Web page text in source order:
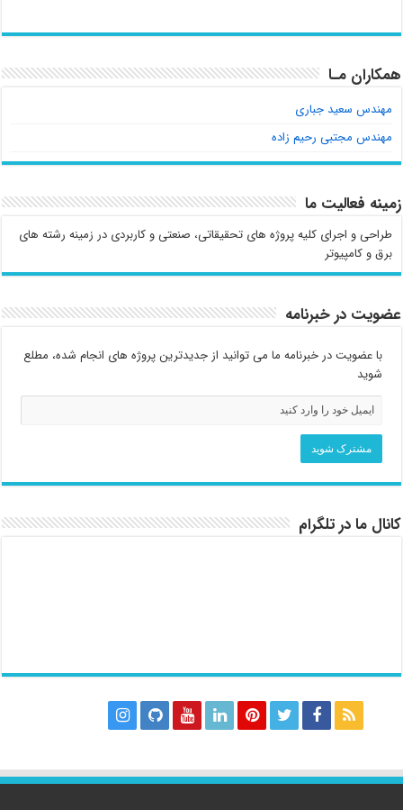
همکاران مـا
مهندس سعید جباری
مهندس مجتبی رحیم زاده
زمینه فعالیت ما
طراحی و اجرای کلیه پروژه های تحقیقاتی، صنعتی و کاربردی در زمینه رشته های
برق و کامپیوتر
عضویت در خبرنامه
با عضویت در خبرنامه ما می توانید از جدیدترین پروژه های انجام شده، مطلع
شوید
کانال ما در تلگرام